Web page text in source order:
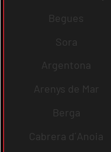
Begues
Sora
Argentona
Arenys de Mar
Berga
Cabrera d´Anoia